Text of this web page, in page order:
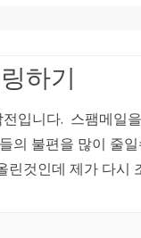
하기
입니다. 스팸메일
의 불편을 많이 줄
것인데 제가 다시